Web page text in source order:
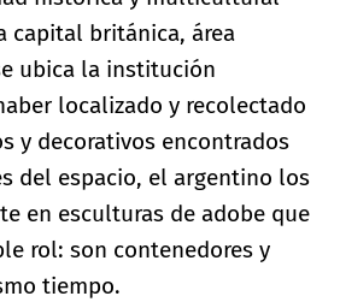
capital británica, área
ubica la institución
localizado y recolectado
y decorativos encontrados
del espacio, el argentino los
en esculturas de adobe que
rol: son contenedores y
tiempo.